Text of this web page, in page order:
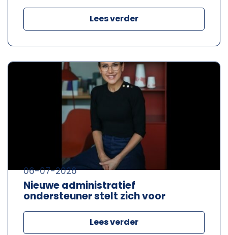
Lees verder
Nieuwe administratief
ondersteuner stelt zich voor
06-07-2026
Lees verder